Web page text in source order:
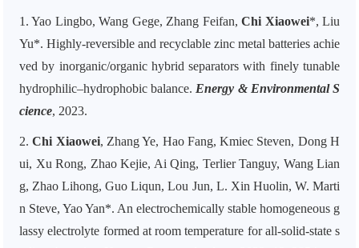
1. Yao Lingbo, Wang Gege, Zhang Feifan,Chi Xiaowei*, Liu
Yu*. Highly-reversible and recyclable zinc metal batteries achie
ved by inorganic/organic hybrid separators with finely tunable
hydrophilic–hydrophobic balance. Energy & Environmental S
cience, 2023.
2.Chi Xiaowei, Zhang Ye, Hao Fang, Kmiec Steven, Dong H
ui, Xu Rong, Zhao Kejie, Ai Qing, Terlier Tanguy, Wang Lian
g, Zhao Lihong, Guo Liqun, Lou Jun, L. Xin Huolin, W. Marti
n Steve, Yao Yan*. An electrochemically stable homogeneous g
lassy electrolyte formed at room temperature for all-solid-state s